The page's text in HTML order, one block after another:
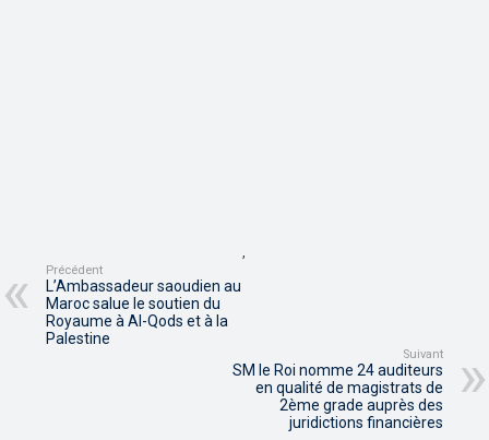
,
Précédent
L’Ambassadeur saoudien au
Maroc salue le soutien du
Royaume à Al-Qods et à la
Palestine
Suivant
SM le Roi nomme 24 auditeurs
en qualité de magistrats de
2ème grade auprès des
juridictions financières